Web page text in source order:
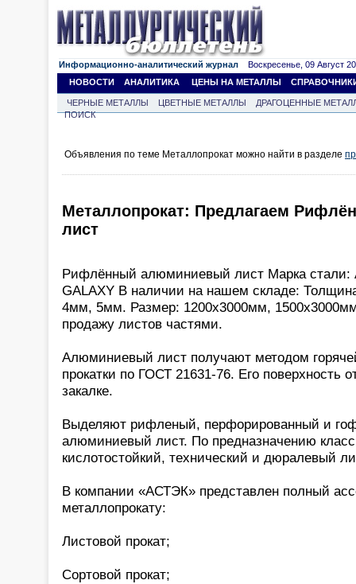
Информационно-аналитический журнал Воскресенье, 09 Август
НОВОСТИ
АНАЛИТИКА ЦЕНЫ НА МЕТАЛЛЫ
ЧЕРНЫЕ МЕТАЛЛЫ ЦВЕТНЫЕ МЕТАЛЛЫ
ДРАГОЦЕННЫЕ
ПОИСК
Объявления по теме Металлопрокат можно найти в разделе
Металлопрокат: Предлагаем
лист
Рифлённый алюминиевый лист Марка
GALAXY В наличии на нашем складе:
4мм, 5мм. Размер: 1200х3000мм,
продажу листов частями.
Алюминиевый лист получают методом
прокатки по ГОСТ 21631-76. Его поверхность
закалке.
Выделяют рифленый, перфорированный и
алюминиевый лист. По предназначению
кислотостойкий, технический и дюралевый
В компании «АСТЭК» представлен полный
металлопрокату:
Листовой прокат;
Сортовой прокат;